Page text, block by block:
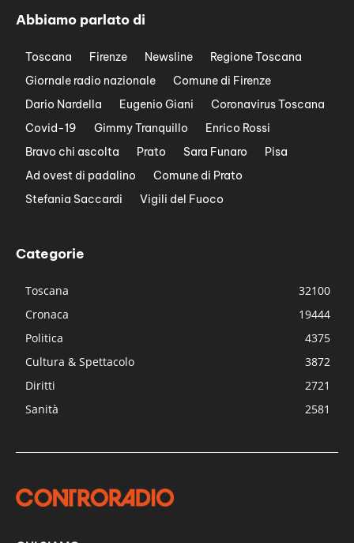
Abbiamo parlato di
Toscana Firenze Newsline
Regione Toscana
Giornale radio nazionale
Comune di Firenze
Dario Nardella
Eugenio Giani
Coronavirus Toscana
Covid-19
Gimmy Tranquillo
Enrico Rossi
Bravo chi ascolta
Prato Sara Funaro
Pisa
Ad ovest di padalino
Comune di Prato
Stefania Saccardi
Vigili del Fuoco
Categorie
Toscana
32100
Cronaca
19444
Politica
4375
Cultura & Spettacolo
3872
Diritti
2721
Sanità
2581